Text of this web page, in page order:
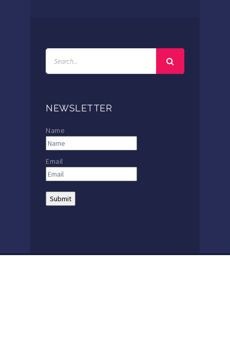
NEWSLETTER
Name
Email